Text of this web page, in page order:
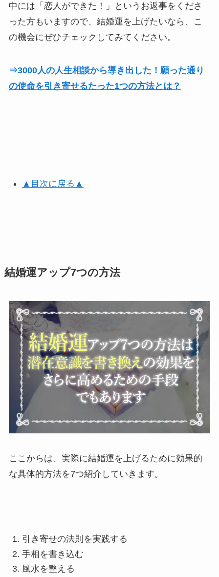
中には「恋人ができた！」というお返事をくださ
った方もいますので、結婚運を上げたいなら、こ
の機会にぜひチェックしてみてください。
⇒3000人の人生相談から導き出した！願った通り
の使命を引き寄せるたった1つの方法とは？
▲目次に戻る▲
結婚運アップ7つの方法
ここからは、実際に結婚運を上げるために効果的
な具体的方法を7つ紹介していきます。
引き寄せの法則を実践する
手相を書き込む
風水を整える